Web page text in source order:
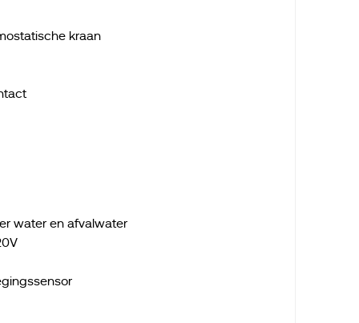
kraan
water en afvalwater